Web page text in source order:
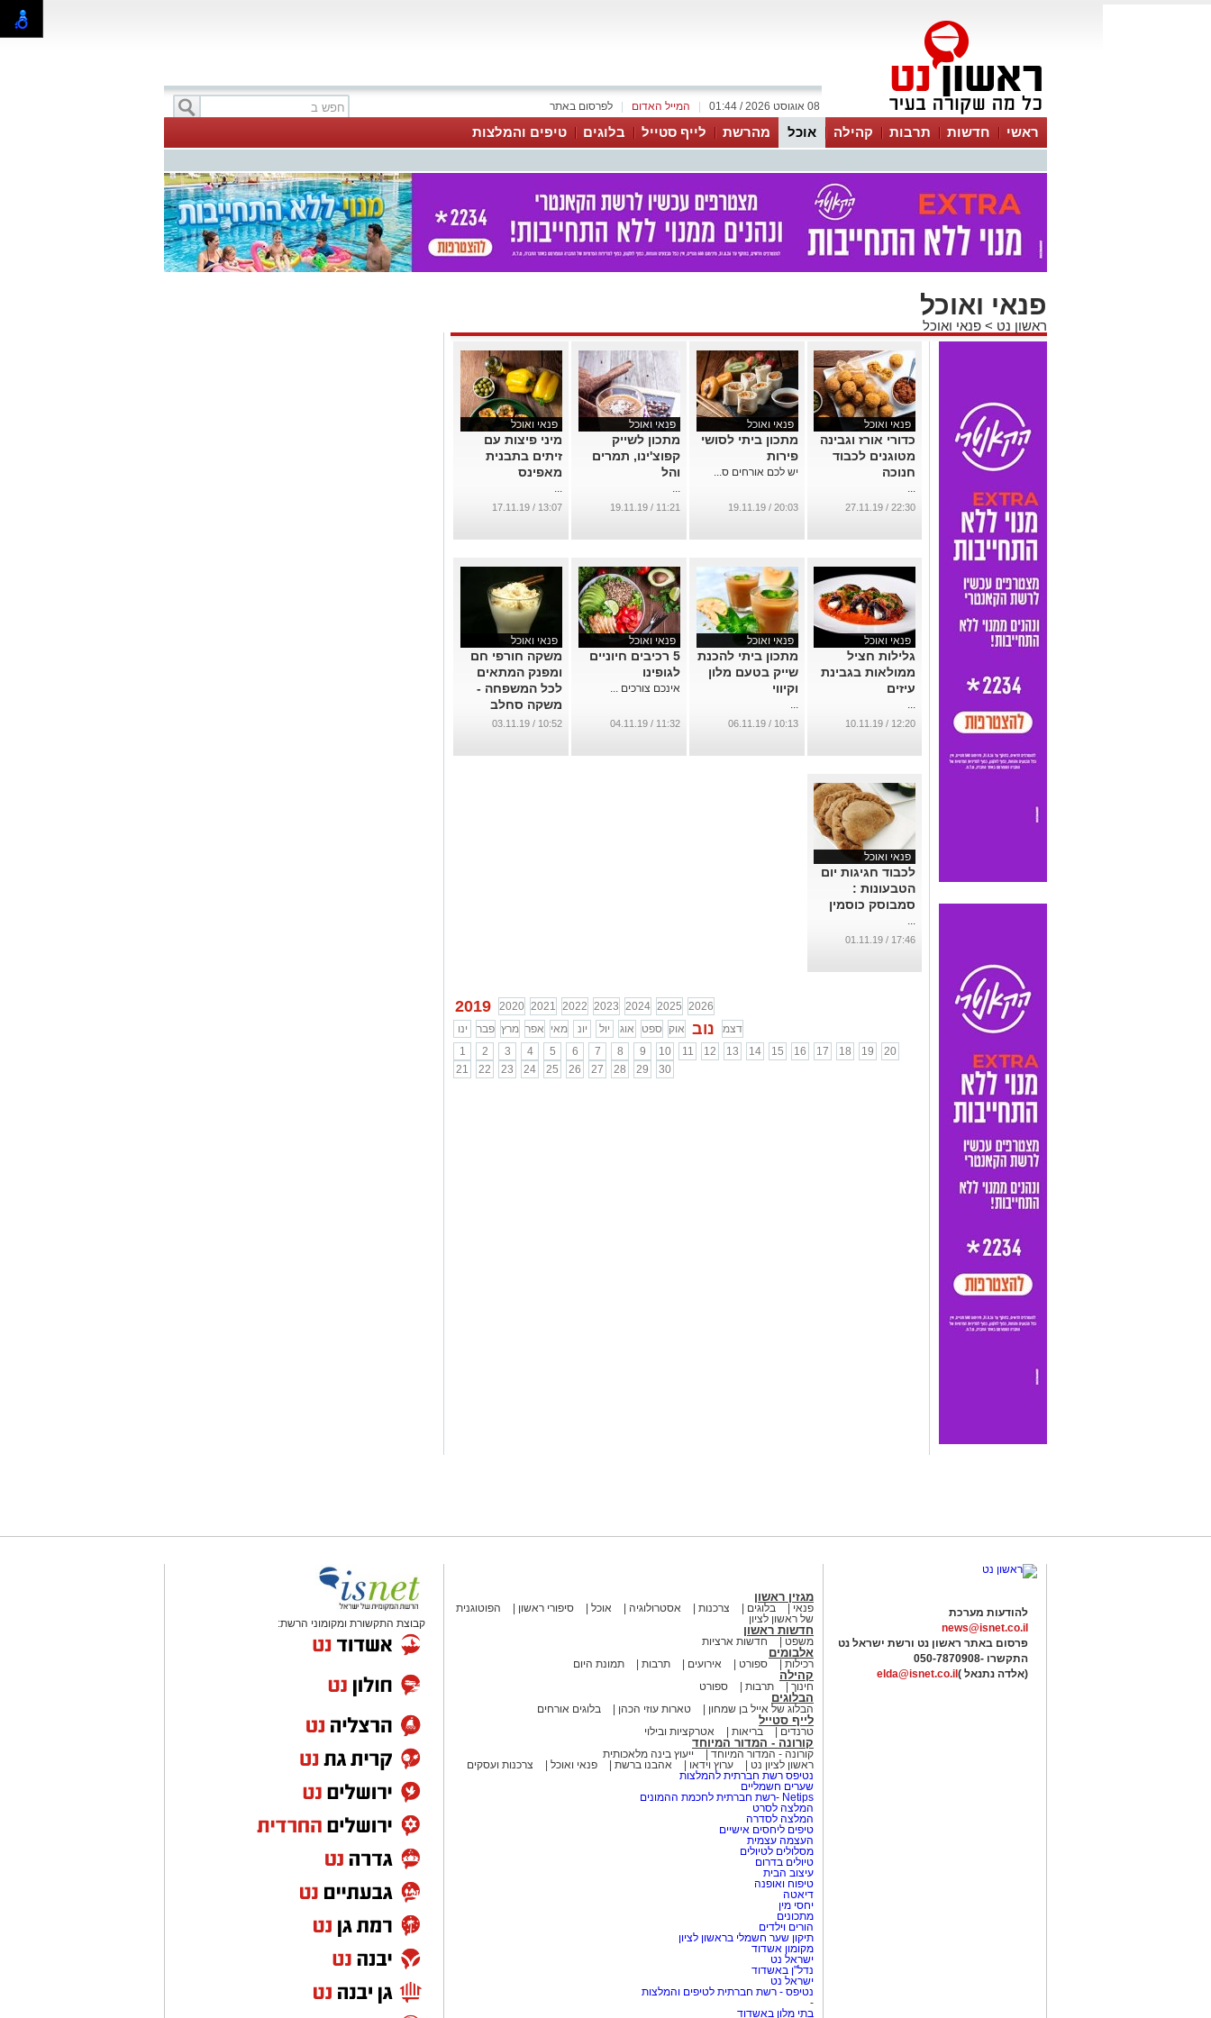
לפרסום באתר המייל האדום 08 אוגוסט 2026 / 01:44
ראשי חדשות תרבות קהילה אוכל מהרשת לייף סטייל בלוגים טיפים והמלצות
פנאי ואוכל
ראשון נט > פנאי ואוכל
פנאי ואוכל
כדורי אורז וגבינה
מטוגנים לכבוד
חנוכה
...
22:30 / 27.11.19
פנאי ואוכל
מתכון ביתי לסושי
פירות
יש לכם אורחים ס...
20:03 / 19.11.19
פנאי ואוכל
מתכון לשייק
קפוצ'ינו, תמרים
והל
...
11:21 / 19.11.19
פנאי ואוכל
מיני פיצות עם
זיתים בתבנית
מאפינס
...
13:07 / 17.11.19
פנאי ואוכל
גלילות חציל
ממולאות בגבינת
עיזים
...
12:20 / 10.11.19
פנאי ואוכל
מתכון ביתי להכנת
שייק בטעם מלון
וקיווי
...
10:13 / 06.11.19
פנאי ואוכל
5 רכיבים חיוניים
לגופינו
אינכם צורכים ...
11:32 / 04.11.19
פנאי ואוכל
משקה חורפי חם
ומפנק המתאים
לכל המשפחה -
משקה סחלב
...
10:52 / 03.11.19
פנאי ואוכל
לכבוד חגיגות יום
הטבעונות :
סמבוסק כוסמין
...
17:46 / 01.11.19
2019 2020 2021 2022 2023 2024 2025 2026
ינו
פבר מרץ אפר מאי יונ יול אוג ספט אוק נוב
דצמ
1
2 3 4 5 6 7 8 9 10 11 12 13 14 15 16 17 18 19
20
21
22 23 24 25 26 27 28 29 30
להודעות מערכת
news@isnet.co.il
פרסום באתר ראשון נט ורשת ישראל נט
התקשרו -050-7870908
(אלדה נתנאל ) elda@isnet.co.il
מגזין ראשון
פנאי בלוגים צרכנות אסטרולוגיה אוכל סיפורי ראשון
הפוטוגנית
של ראשון לציון
חדשות ראשון
משפט חדשות ארציות
אלבומים
רכילות ספורט אירועים תרבות תמונת היום
קהילה
חינוך תרבות ספורט
הבלוגים
הבלוג של אייל בן שמחון טארות עוזי הכהן בלוגים אורחים
לייף סטייל
טרנדים בריאות אטרקציות ובילוי
קורונה - המדור המיוחד
קורונה - המדור המיוחד
ייעוץ בינה מלאכותית
ראשון לציון נט
ערוץ וידאו אהבנו ברשת פנאי ואוכל
צרכנות ועסקים
נטיפס רשת חברתית להמלצות
שערים חשמליים
Netips -רשת חברתית לחכמת ההמונים
המלצה לסרט
המלצה לסדרה
טיפים ליחסים אישיים
העצמה עצמית
מסלולים לטיולים
טיולים בדרום
עיצוב הבית
טיפוח ואופנה
דיאטה
יחסי מין
מתכונים
הורים וילדים
תיקון שער חשמלי בראשון לציון
מקומון אשדוד
ישראל נט
נדל"ן באשדוד
ישראל נט
נטיפס - רשת חברתית לטיפים והמלצות
-
בתי מלון באשדוד
קבוצת התקשורת ומקומוני הרשת: